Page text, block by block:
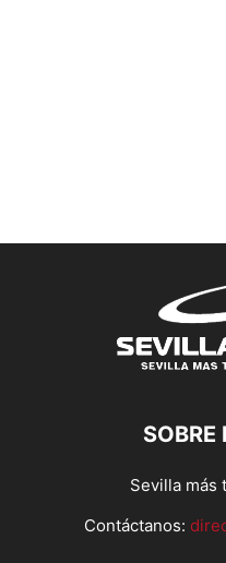
SOBRE
Sevilla más
Contáctanos: